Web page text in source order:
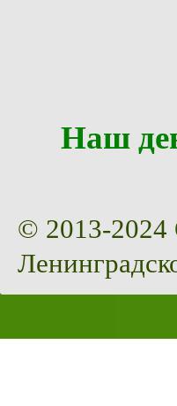
Наш
© 2013-2024